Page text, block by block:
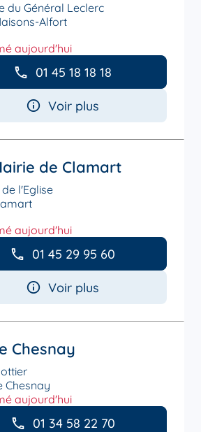
du Général Leclerc
Alfort
aujourd'hui
01 45 18 18 18
Voir plus
de Clamart
de l'Eglise
aujourd'hui
01 45 29 95 60
Voir plus
Chesnay
Chesnay
aujourd'hui
01 34 58 22 70